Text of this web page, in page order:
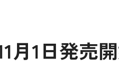
1日発売開